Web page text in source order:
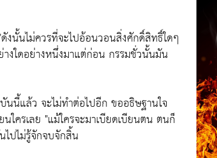
ดังนั้นไม่ควรที่จะไปอ้อนวอนสิ่งศักดิ์สิทธิ์ใดๆ
างใดอย่างหนึ่งมาแต่ก่อน กรรมชั่วนั้นมัน
นนี้แล้ว จะไม่ทำต่อไปอีก ขออธิษฐานใจ
ใครเลย "แม้ใครจะมาเบียดเบียนตน ตนก็
ปไม่รู้จักจบจักสิ้น